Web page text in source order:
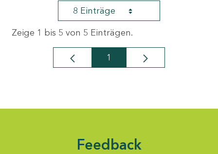
8 Einträge
Zeige 1 bis 5 von 5 Einträgen.
Seite
1
Feedback